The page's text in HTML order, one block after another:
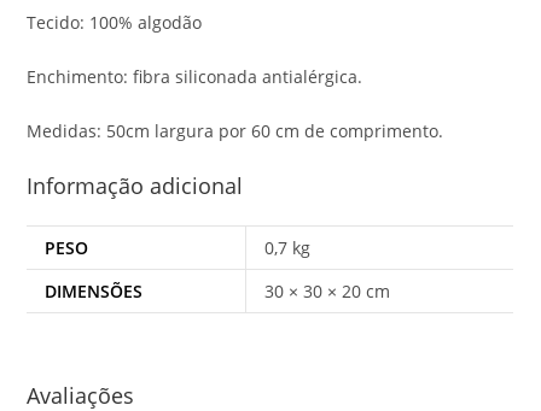
Tecido: 100% algodão
Enchimento: fibra siliconada antialérgica.
Medidas: 50cm largura por 60 cm de comprimento.
Informação adicional
PESO
0,7 kg
DIMENSÕES
30 × 30 × 20 cm
Avaliações